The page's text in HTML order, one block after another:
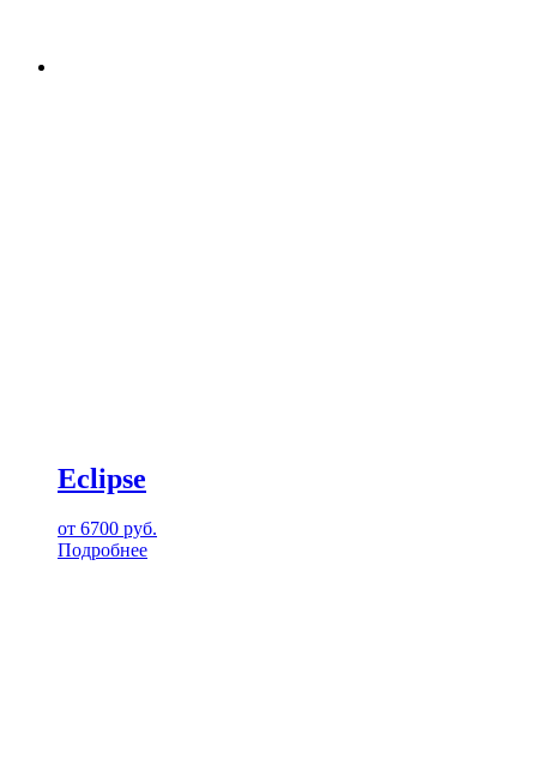
Eclipse
от 6700 руб.
Подробнее